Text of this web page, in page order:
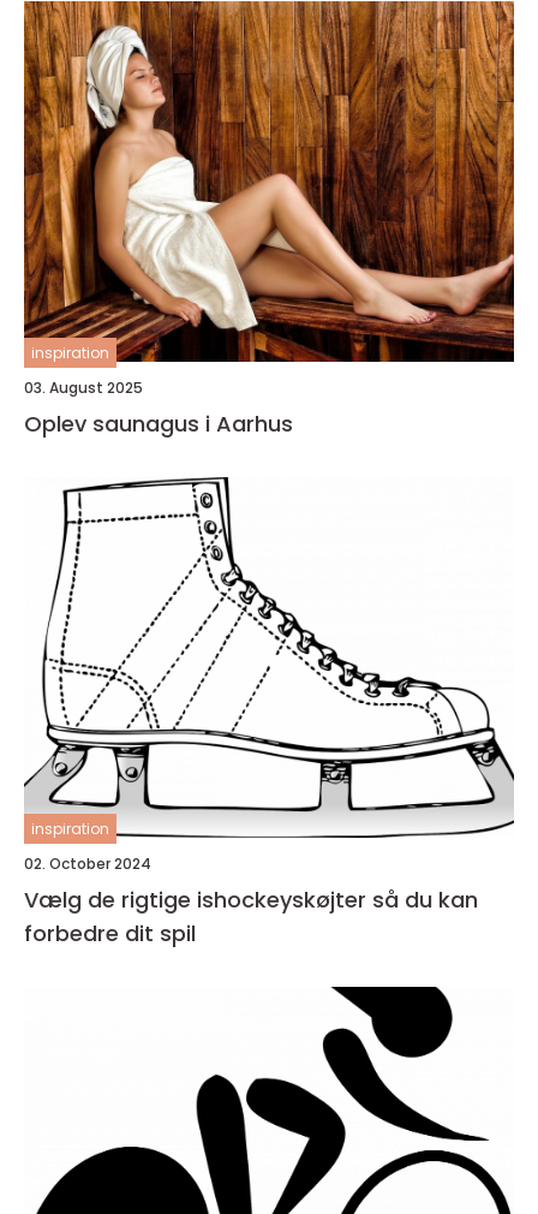
inspiration
03. August 2025
Oplev saunagus i Aarhus
inspiration
02. October 2024
Vælg de rigtige ishockeyskøjter så du kan
forbedre dit spil